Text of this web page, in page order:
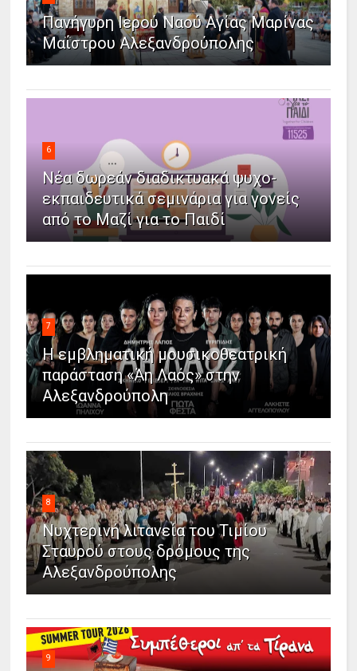
Πανήγυρη Ιερού Ναού Αγίας Μαρίνας
Μαΐστρου Αλεξανδρούπολης
6
Νέα δωρεάν διαδικτυακά ψυχο-
εκπαιδευτικά σεμινάρια για γονείς
από το Μαζί για το Παιδί
7
Η εμβληματική μουσικοθεατρική
παράσταση «Άη Λαός» στην
Αλεξανδρούπολη
8
Νυχτερινή λιτανεία του Τιμίου
Σταυρού στους δρόμους της
Αλεξανδρούπολης
9